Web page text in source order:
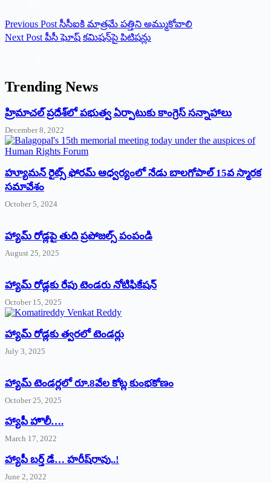
Previous Post సీసీఐకి మాత్రమే పత్తిని అమ్ముకోవాలి
Next Post పీసీ ఘోష్‌ ‌కమిషన్‌పై పిటిష‌న్లు
Trending News
‌హ్రిమాచల్‌ ‌ప్రదేశ్‌లో పభుత్వ ఏర్పాటుకు కాంగ్రెస్‌ ‌సన్నాహాలు
December 8, 2022
హ్యూమన్‌ రైట్స్‌ ఫోరమ్‌ ఆధ్వర్యంలో నేడు బాలగోపాల్‌ 15వ స్మారక
సమావేశం
October 5, 2024
హ్యామ్‌ రోడ్లపై తుది ప్రపోజల్స్‌ పంపండి
August 25, 2025
హ్యామ్‌ రోడ్లకు రేపు టెండరు నోటిఫికేషన్‌
October 15, 2025
హ్యామ్‌ రోడ్లకు త్వరలో టెండర్లు
July 3, 2025
హ్యామ్‌ ‌టెండర్లలో రూ.8వేల కోట్ల కుంభకోణం
October 25, 2025
హ్యాపీ హొలీ….
March 17, 2022
హ్యాపీ బర్త్ ‌డే… హరీష్‌రావు..!
June 2, 2022